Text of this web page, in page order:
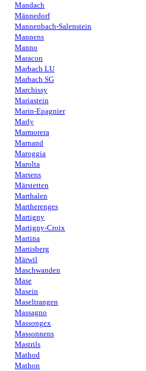
Mandach
Männedorf
Mannenbach-Salenstein
Mannens
Manno
Maracon
Marbach LU
Marbach SG
Marchissy
Mariastein
Marin-Epagnier
Marly
Marmorera
Marnand
Maroggia
Marolta
Marsens
Märstetten
Marthalen
Martherenges
Martigny
Martigny-Croix
Martina
Martisberg
Märwil
Maschwanden
Mase
Masein
Maseltrangen
Massagno
Massongex
Massonnens
Mastrils
Mathod
Mathon